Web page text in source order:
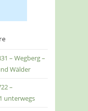
– Wegberg –
Wälder
–
unterwegs